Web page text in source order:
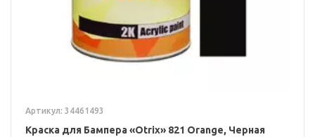
Артикул: 34461493
Краска для Бампера «Otrix» 821 Orange, Черная